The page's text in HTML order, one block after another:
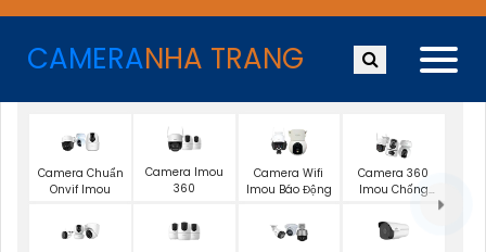
CAMERANHA TRANG
Camera Chuẩn
Onvif Imou
Camera Imou
360
Camera Wifi
Imou Báo Động
Camera 360
Imou Chống